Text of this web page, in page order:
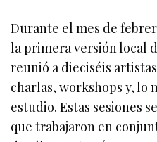
Durante el mes de
la primera versión local
reunió a dieciséis
charlas, workshops y, lo
estudio. Estas sesiones
que trabajaron en